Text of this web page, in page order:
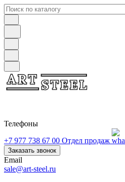
Телефоны
+7 977 738 67 00 Отдел продаж
Заказать звонок
Email
sale@art-steel.ru